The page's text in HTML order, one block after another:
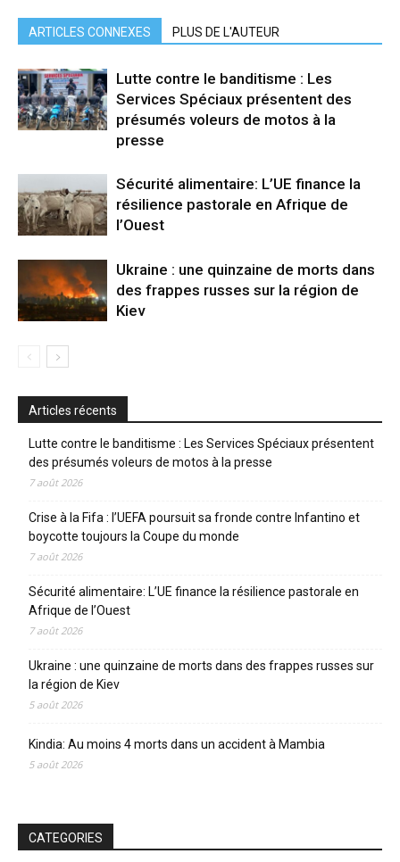
ARTICLES CONNEXES PLUS DE L'AUTEUR
Lutte contre le banditisme : Les
Services Spéciaux présentent des
présumés voleurs de motos à la
presse
Sécurité alimentaire: L’UE finance la
résilience pastorale en Afrique de
l’Ouest
Ukraine : une quinzaine de morts dans
des frappes russes sur la région de
Kiev
Articles récents
Lutte contre le banditisme : Les Services Spéciaux présentent
des présumés voleurs de motos à la presse
7 août 2026
Crise à la Fifa : l’UEFA poursuit sa fronde contre Infantino et
boycotte toujours la Coupe du monde
7 août 2026
Sécurité alimentaire: L’UE finance la résilience pastorale en
Afrique de l’Ouest
7 août 2026
Ukraine : une quinzaine de morts dans des frappes russes sur
la région de Kiev
5 août 2026
Kindia: Au moins 4 morts dans un accident à Mambia
5 août 2026
CATEGORIES